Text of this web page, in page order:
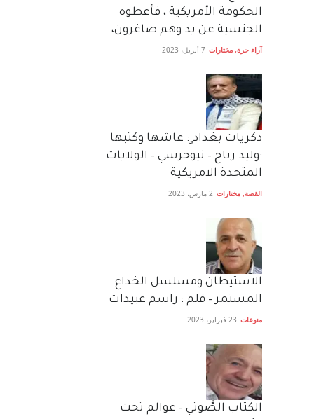
الحكومة الأمريكية ، فأعطوه
الجنسية عن يد وهم صاغرون،
آراء حرة, مختارات 7 أبريل، 2023
دكريات بغداد ٍ: عاشها وكتبها
:وليد رباح – نيوجرسي – الولايات
المتحدة الامريكية
القصة, مختارات 2 مارس، 2023
الاستيطان ومسلسل الخداع
المستمر – قلم : راسم عبيدات
منوعات 23 فبراير، 2023
الكتاب الصَّوتي – عوالم تحت